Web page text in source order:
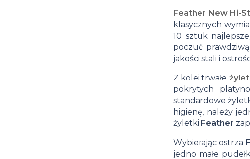
na
do
do
do
Feather New Hi-
klasycznych
10 sztuk
poczuć
jakości stali i
Z kolei trwałe
pokrytych
standardowe
higienę, należy
żyletki Feather
Wybierając ostrza
jedno małe